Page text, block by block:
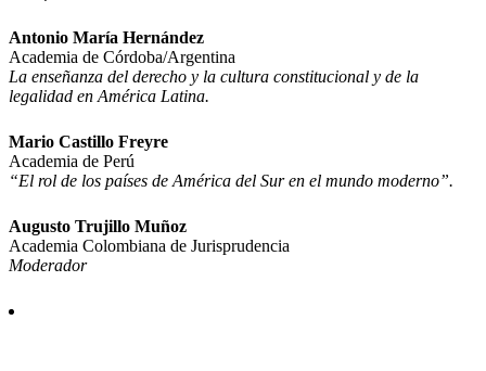
Antonio María Hernández
Academia de Córdoba/Argentina
La enseñanza del derecho y la cultura constitucional y de la
legalidad en América Latina.
Mario Castillo Freyre
Academia de Perú
“El rol de los países de América del Sur en el mundo moderno”.
Augusto Trujillo Muñoz
Academia Colombiana de Jurisprudencia
Moderador